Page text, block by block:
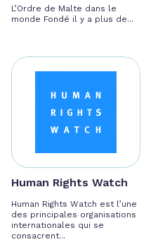
L’Ordre de Malte dans le
monde Fondé il y a plus de...
Human Rights Watch
Human Rights Watch est l’une
des principales organisations
internationales qui se
consacrent...